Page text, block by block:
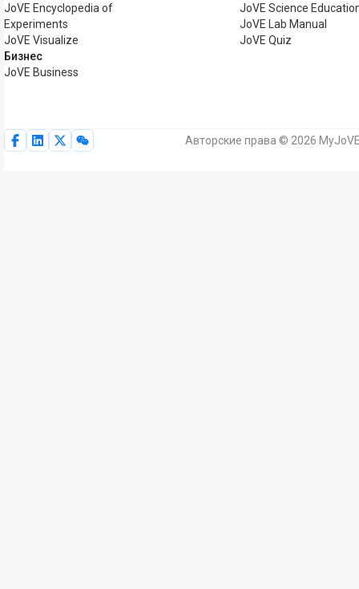
JoVE Encyclopedia of
Experiments
JoVE Visualize
Бизнес
JoVE Business
JoVE Science
JoVE Lab Manual
JoVE Quiz
Авторские права © 2026